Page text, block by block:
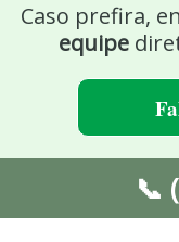
Caso prefira,
equipe
📞